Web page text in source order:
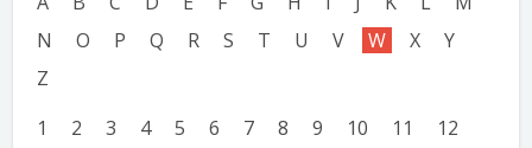
N
O P Q R S T U V W X
Y
Z
1
2 3 4 5 6 7 8 9 10 11
12